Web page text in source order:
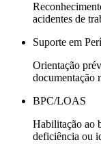
acidentes de
Suporte em
Orientação
documentação
BPC/LOAS
Habilitação ao
deficiência ou